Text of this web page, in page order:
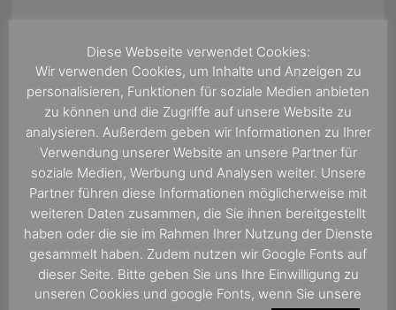
Diese Webseite verwendet Cookies:
Wir verwenden Cookies, um Inhalte und Anzeigen zu
personalisieren, Funktionen für soziale Medien anbieten
zu können und die Zugriffe auf unsere Website zu
analysieren. Außerdem geben wir Informationen zu Ihrer
Verwendung unserer Website an unsere Partner für
soziale Medien, Werbung und Analysen weiter. Unsere
Partner führen diese Informationen möglicherweise mit
weiteren Daten zusammen, die Sie ihnen bereitgestellt
haben oder die sie im Rahmen Ihrer Nutzung der Dienste
gesammelt haben. Zudem nutzen wir Google Fonts auf
dieser Seite. Bitte geben Sie uns Ihre Einwilligung zu
unseren Cookies und google Fonts, wenn Sie unsere